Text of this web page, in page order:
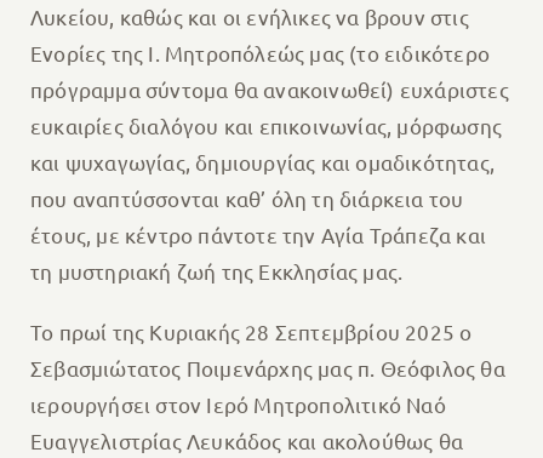
Λυκείου, καθώς και οι ενήλικες να βρουν στις
Ενορίες της Ι. Μητροπόλεώς μας (το ειδικότερο
πρόγραμμα σύντομα θα ανακοινωθεί) ευχάριστες
ευκαιρίες διαλόγου και επικοινωνίας, μόρφωσης
και ψυχαγωγίας, δημιουργίας και ομαδικότητας,
που αναπτύσσονται καθ’ όλη τη διάρκεια του
έτους, με κέντρο πάντοτε την Αγία Τράπεζα και
τη μυστηριακή ζωή της Εκκλησίας μας.
Το πρωί της Κυριακής 28 Σεπτεμβρίου 2025 ο
Σεβασμιώτατος Ποιμενάρχης μας π. Θεόφιλος θα
ιερουργήσει στον Ιερό Μητροπολιτικό Ναό
Ευαγγελιστρίας Λευκάδος και ακολούθως θα